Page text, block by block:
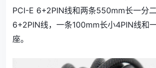
PCI-E 6+2PIN线和两条550mm长一分
6+2PIN线，一条100mm长小4PIN线和
座。